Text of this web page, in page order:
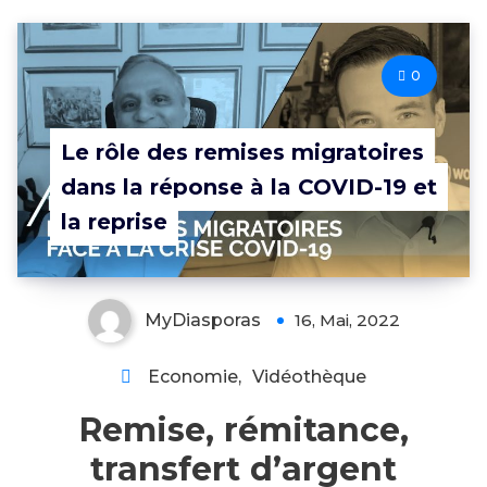
Le rôle des remises migratoires
dans la réponse à la COVID-19 et
la reprise
0
MyDiasporas 16, Mai, 2022
Economie, Vidéothèque
Remise, rémitance,
transfert d’argent